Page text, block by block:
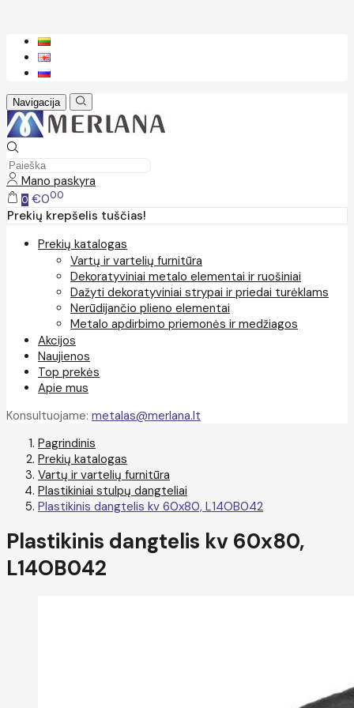
Navigacija
Mano paskyra
0 €000
Prekių krepšelis tuščias!
Prekių katalogas
Vartų ir vartelių furnitūra
Dekoratyviniai metalo elementai ir ruošiniai
Dažyti dekoratyviniai strypai ir priedai turėklams
Nerūdijančio plieno elementai
Metalo apdirbimo priemonės ir medžiagos
Akcijos
Naujienos
Top prekės
Apie mus
Konsultuojame: metalas@merlana.lt
Pagrindinis
Prekių katalogas
Vartų ir vartelių furnitūra
Plastikiniai stulpų dangteliai
Plastikinis dangtelis kv 60x80, L14OB042
Plastikinis dangtelis kv 60x80,
L14OB042